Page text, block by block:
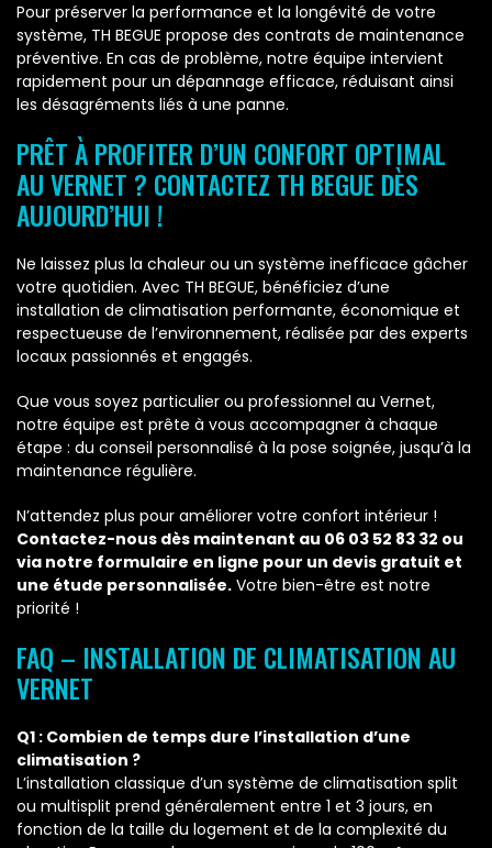
Pour préserver la performance et la longévité de votre
système, TH BEGUE propose des contrats de maintenance
préventive. En cas de problème, notre équipe intervient
rapidement pour un dépannage efficace, réduisant ainsi
les désagréments liés à une panne.
PRÊT À PROFITER D’UN CONFORT OPTIMAL
AU VERNET ? CONTACTEZ TH BEGUE DÈS
AUJOURD’HUI !
Ne laissez plus la chaleur ou un système inefficace gâcher
votre quotidien. Avec TH BEGUE, bénéficiez d’une
installation de climatisation performante, économique et
respectueuse de l’environnement, réalisée par des experts
locaux passionnés et engagés.
Que vous soyez particulier ou professionnel au Vernet,
notre équipe est prête à vous accompagner à chaque
étape : du conseil personnalisé à la pose soignée, jusqu’à la
maintenance régulière.
N’attendez plus pour améliorer votre confort intérieur !
Contactez-nous dès maintenant au 06 03 52 83 32 ou
via notre formulaire en ligne pour un devis gratuit et
une étude personnalisée. Votre bien-être est notre
priorité !
FAQ – INSTALLATION DE CLIMATISATION AU
VERNET
Q1 : Combien de temps dure l’installation d’une
climatisation ?
L’installation classique d’un système de climatisation split
ou multisplit prend généralement entre 1 et 3 jours, en
fonction de la taille du logement et de la complexité du